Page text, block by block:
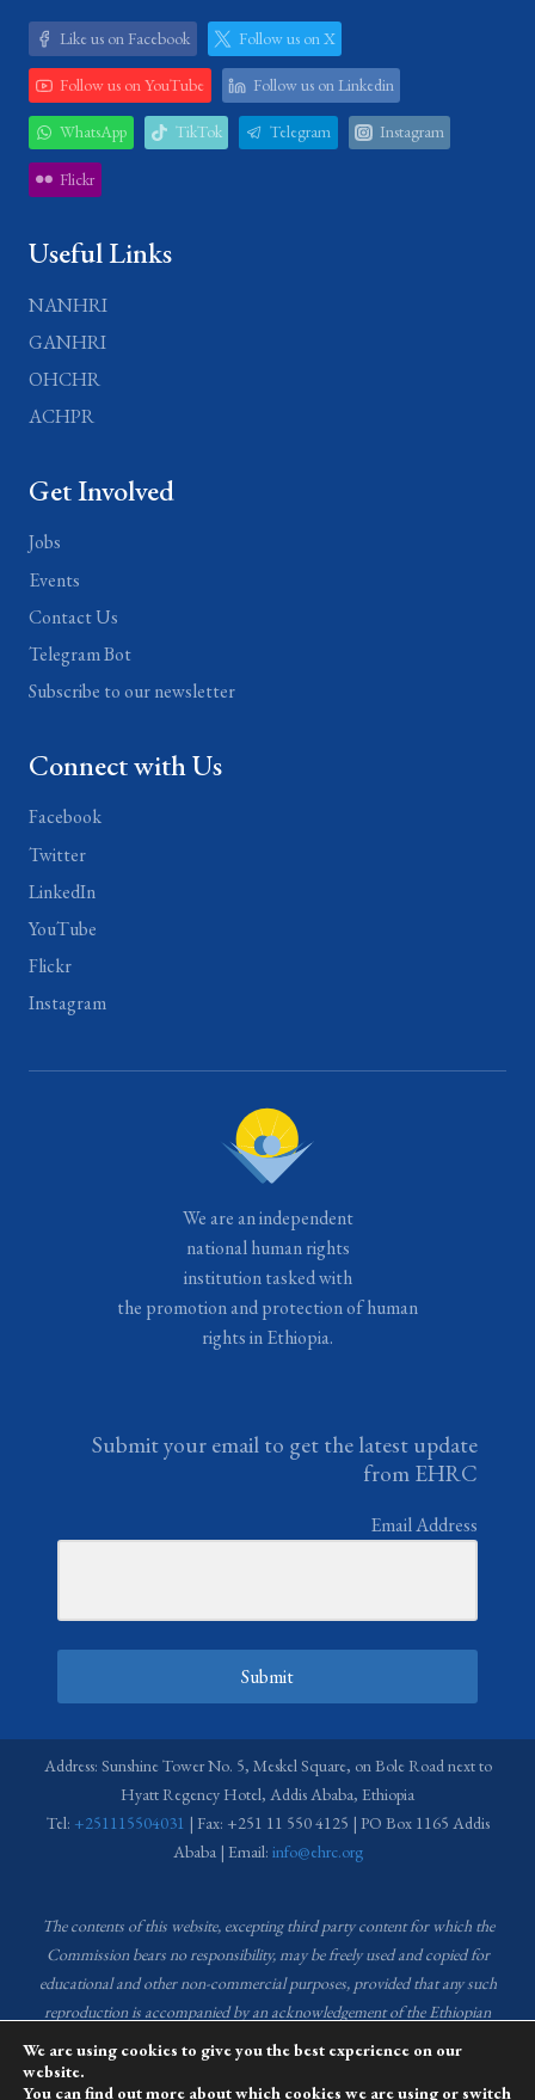
Like us on Facebook Follow us on X
Follow us on YouTube Follow us on Linkedin
WhatsApp TikTok Telegram Instagram
Flickr
Useful Links
NANHRI
GANHRI
OHCHR
ACHPR
Get Involved
Jobs
Events
Contact Us
Telegram Bot
Subscribe to our newsletter
Connect with Us
Facebook
Twitter
LinkedIn
YouTube
Flickr
Instagram
We are an independent
national human rights
institution tasked with
the promotion and protection of human
rights in Ethiopia.
Submit your email to get the latest update
from EHRC
Email Address
Submit
Address: Sunshine Tower No. 5, Meskel Square, on Bole Road next to
Hyatt Regency Hotel, Addis Ababa, Ethiopia
Tel: +251115504031 | Fax: +251 11 550 4125 | PO Box 1165 Addis
Ababa | Email: info@ehrc.org
The contents of this website, excepting third party content for which the
Commission bears no responsibility,may be freely used and copied for
educational and other non-commercial purposes, provided that any such
reproduction is accompanied by an acknowledgement of the Ethiopian
Human Rights Commission (EHRC). Source of images used in the content
of this website: EHRC Media and Communications Department Archive
We are using cookies to give you the best experience on our
website.
You can find out more about which cookies we are using or switch